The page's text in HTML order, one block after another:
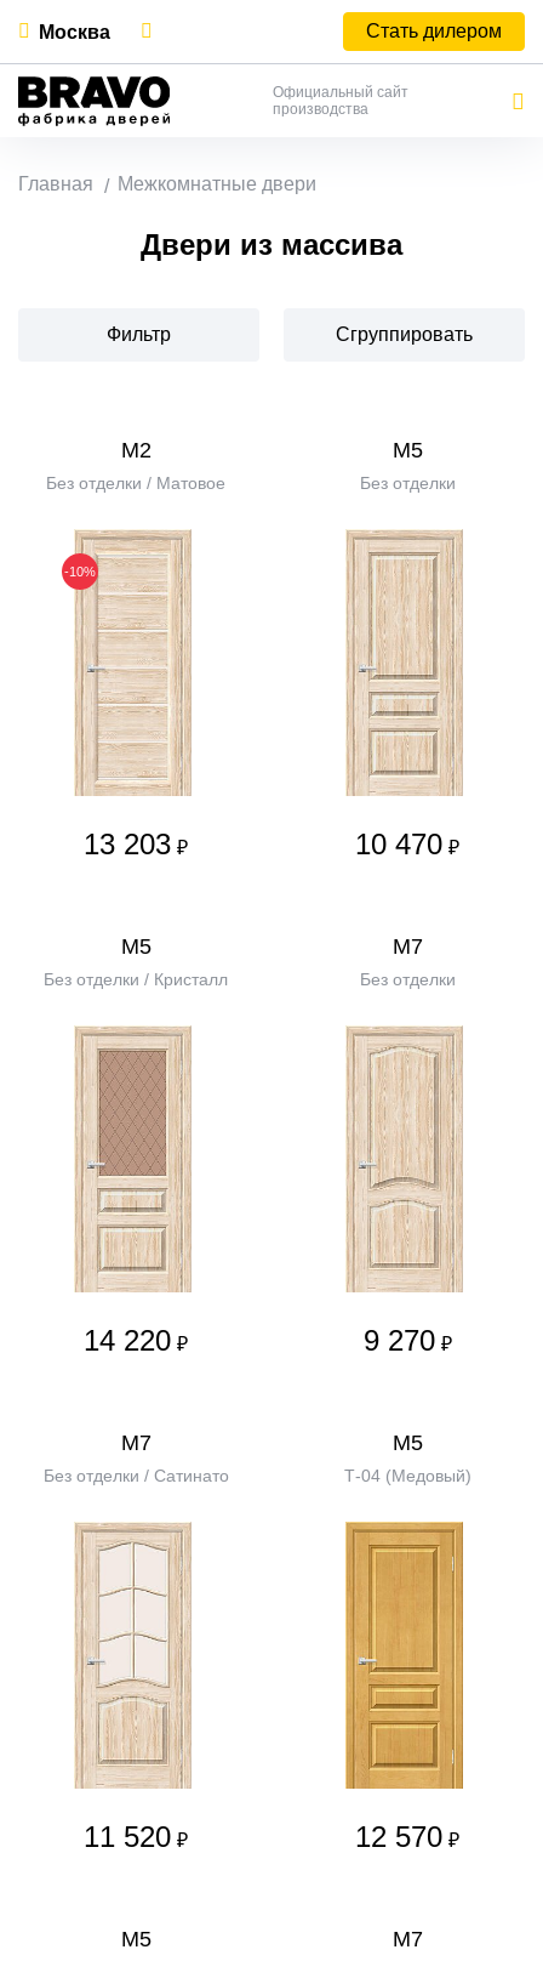
Москва Стать дилером
Официальный сайт
производства
Главная Межкомнатные двери
Двери из массива
Фильтр Сгруппировать
М2
Без отделки / Матовое
-10%
13 203 ₽
М5
Без отделки
10 470 ₽
М5
Без отделки / Кристалл
14 220 ₽
М7
Без отделки
9 270 ₽
М7
Без отделки / Сатинато
11 520 ₽
М5
Т-04 (Медовый)
12 570 ₽
М5 М7